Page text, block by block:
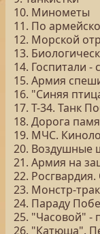
10. Минометы
11. По
12. Морской
13.
14. Госпитали -
15. Армия
16. "Синяя
17. Т-34. Танк
18. Дорога
19. МЧС.
20. Воздушные
21. Армия на
22.
23. Монстр-
24. Параду
25. "Часовой" -
26. "Катюша".